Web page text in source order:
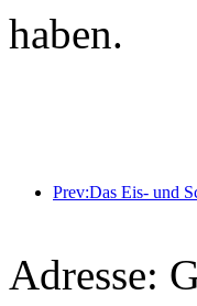
haben.
Adresse: